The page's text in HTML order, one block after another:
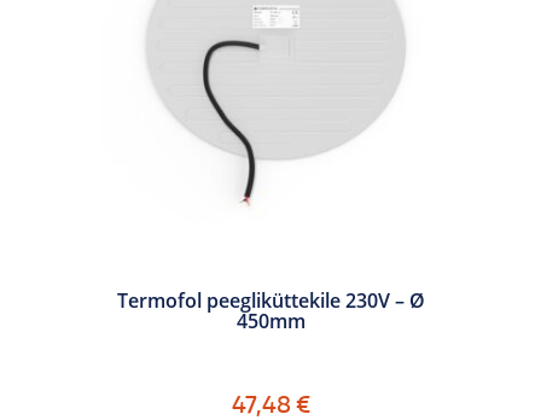
Termofol peegliküttekile 230V – Ø
450mm
47,48 €